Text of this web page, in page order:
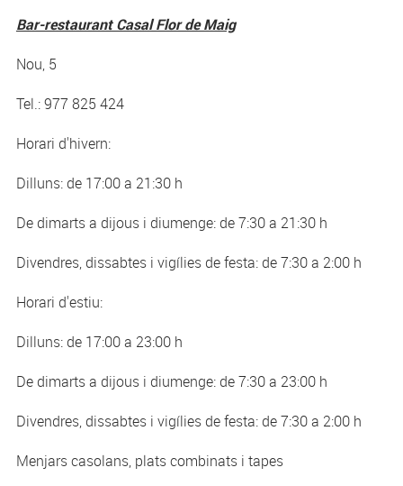
Bar-restaurant Casal Flor de Maig
Nou, 5
Tel.: 977 825 424
Horari d'hivern:
Dilluns: de 17:00 a 21:30 h
De dimarts a dijous i diumenge: de 7:30 a 21:30 h
Divendres, dissabtes i vigílies de festa: de 7:30 a 2:00 h
Horari d'estiu:
Dilluns: de 17:00 a 23:00 h
De dimarts a dijous i diumenge: de 7:30 a 23:00 h
Divendres, dissabtes i vigílies de festa: de 7:30 a 2:00 h
Menjars casolans, plats combinats i tapes